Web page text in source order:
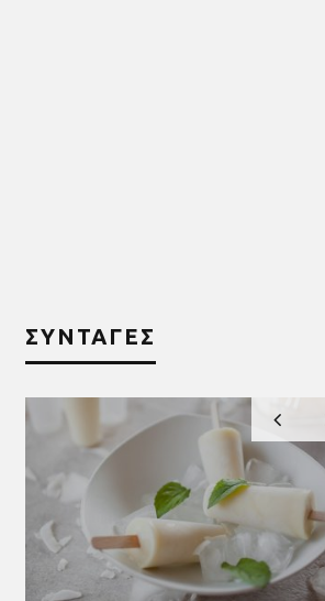
ΣΥΝΤΑΓΕΣ